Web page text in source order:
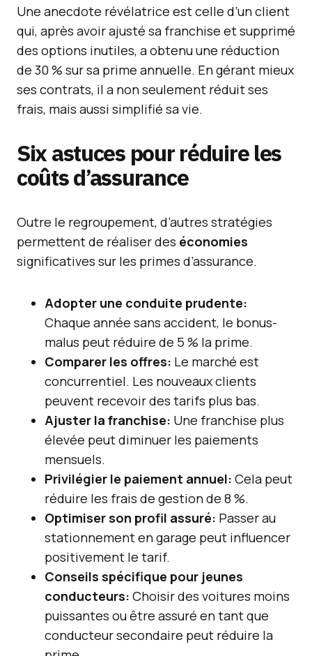
Une anecdote révélatrice est celle d’un client
qui, après avoir ajusté sa franchise et supprimé
des options inutiles, a obtenu une réduction
de 30 % sur sa prime annuelle. En gérant mieux
ses contrats, il a non seulement réduit ses
frais, mais aussi simplifié sa vie.
Six astuces pour réduire les
coûts d’assurance
Outre le regroupement, d’autres stratégies
permettent de réaliser des économies
significatives sur les primes d’assurance.
Adopter une conduite prudente:
Chaque année sans accident, le bonus-
malus peut réduire de 5 % la prime.
Comparer les offres: Le marché est
concurrentiel. Les nouveaux clients
peuvent recevoir des tarifs plus bas.
Ajuster la franchise: Une franchise plus
élevée peut diminuer les paiements
mensuels.
Privilégier le paiement annuel: Cela peut
réduire les frais de gestion de 8 %.
Optimiser son profil assuré: Passer au
stationnement en garage peut influencer
positivement le tarif.
Conseils spécifique pour jeunes
conducteurs: Choisir des voitures moins
puissantes ou être assuré en tant que
conducteur secondaire peut réduire la